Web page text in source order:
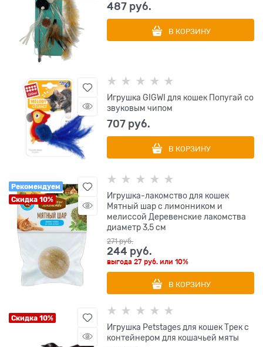
487 руб.
В КОРЗИНУ
Игрушка GIGWI для кошек Попугай со
звуковым чипом
707 руб.
В КОРЗИНУ
Рекомендуем
Скидка 10%
Игрушка-лакомство для кошек
Мятный шар с лимонником и
мелиссой Деревенские лакомства
диаметр 3,5 см
271 руб.
244 руб.
выгода27 руб. или10%
В КОРЗИНУ
Скидка 10%
Игрушка Petstages для кошек Трек с
контейнером для кошачьей мяты